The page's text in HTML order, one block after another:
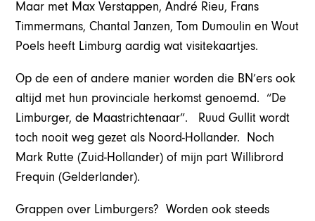
Maar met Max Verstappen, André Rieu, Frans
Timmermans, Chantal Janzen, Tom Dumoulin en Wout
Poels heeft Limburg aardig wat visitekaartjes.
Op de een of andere manier worden die BN’ers ook
altijd met hun provinciale herkomst genoemd. “De
Limburger, de Maastrichtenaar”. Ruud Gullit wordt
toch nooit weg gezet als Noord-Hollander. Noch
Mark Rutte (Zuid-Hollander) of mijn part Willibrord
Frequin (Gelderlander).
Grappen over Limburgers? Worden ook steeds